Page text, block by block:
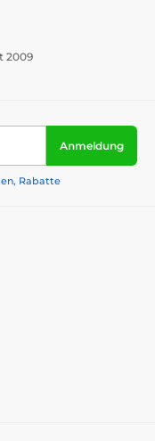
2009
Anmeldung
Rabatte